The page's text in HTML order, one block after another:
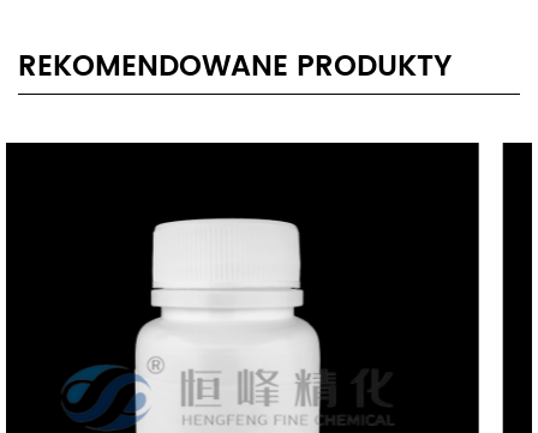
REKOMENDOWANE PRODUKTY